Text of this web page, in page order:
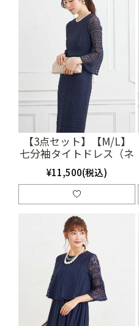
【3点セット】【M/L】
七分袖タイトドレス（ネ
イビー）(SET3243)
¥11,500(税込)